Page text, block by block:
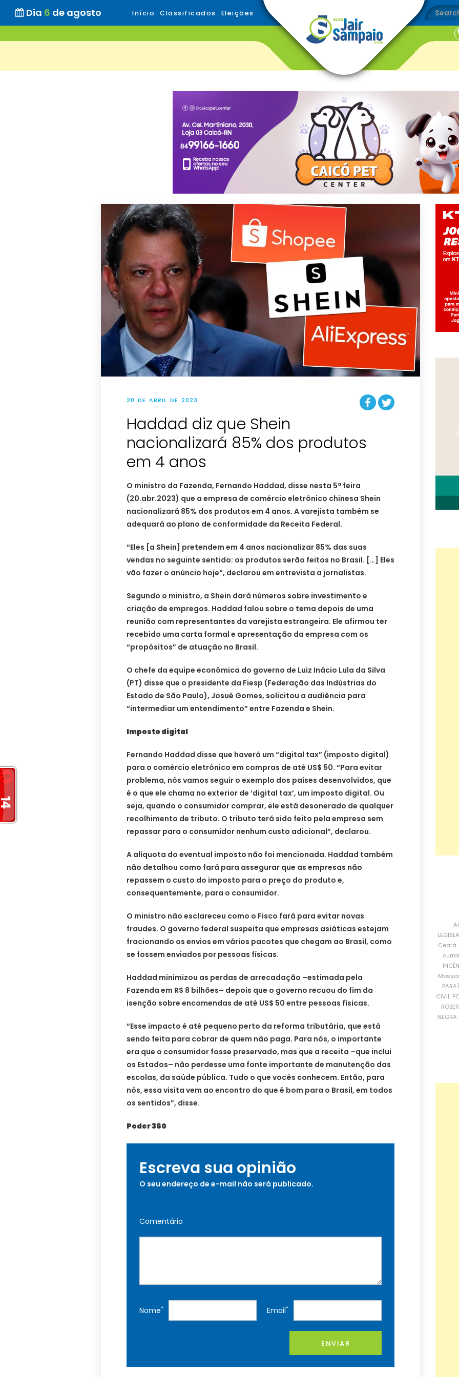
Dia 6 de agosto Início Classificados Eleições
20 DE ABRIL DE 2023
Haddad diz que Shein
nacionalizará 85% dos produtos
em 4 anos
O ministro da Fazenda, Fernando Haddad, disse nesta 5ª feira
(20.abr.2023) que a empresa de comércio eletrônico chinesa Shein
nacionalizará 85% dos produtos em 4 anos. A varejista também se
adequará ao plano de conformidade da Receita Federal.
“Eles [a Shein] pretendem em 4 anos nacionalizar 85% das suas
vendas no seguinte sentido: os produtos serão feitos no Brasil. […] Eles
vão fazer o anúncio hoje“, declarou em entrevista a jornalistas.
Segundo o ministro, a Shein dará números sobre investimento e
criação de empregos. Haddad falou sobre o tema depois de uma
reunião com representantes da varejista estrangeira. Ele afirmou ter
recebido uma carta formal e apresentação da empresa com os
“propósitos” de atuação no Brasil.
O chefe da equipe econômica do governo de Luiz Inácio Lula da Silva
(PT) disse que o presidente da Fiesp (Federação das Indústrias do
Estado de São Paulo), Josué Gomes, solicitou a audiência para
“intermediar um entendimento” entre Fazenda e Shein.
Imposto digital
Fernando Haddad disse que haverá um “digital tax” (imposto digital)
para o comércio eletrônico em compras de até US$ 50. “Para evitar
problema, nós vamos seguir o exemplo dos países desenvolvidos, que
é o que ele chama no exterior de ‘digital tax’, um imposto digital. Ou
seja, quando o consumidor comprar, ele está desonerado de qualquer
recolhimento de tributo. O tributo terá sido feito pela empresa sem
repassar para o consumidor nenhum custo adicional”, declarou.
A alíquota do eventual imposto não foi mencionada. Haddad também
não detalhou como fará para assegurar que as empresas não
repassem o custo do imposto para o preço do produto e,
consequentemente, para o consumidor.
O ministro não esclareceu como o Fisco fará para evitar novas
fraudes. O governo federal suspeita que empresas asiáticas estejam
fracionando os envios em vários pacotes que chegam ao Brasil, como
se fossem enviados por pessoas físicas.
Haddad minimizou as perdas de arrecadação –estimada pela
Fazenda em R$ 8 bilhões– depois que o governo recuou do fim da
isenção sobre encomendas de até US$ 50 entre pessoas físicas.
“Esse impacto é até pequeno perto da reforma tributária, que está
sendo feita para cobrar de quem não paga. Para nós, o importante
era que o consumidor fosse preservado, mas que a receita –que inclui
os Estados– não perdesse uma fonte importante de manutenção das
escolas, da saúde pública. Tudo o que vocês conhecem. Então, para
nós, essa visita vem ao encontro do que é bom para o Brasil, em todos
os sentidos”, disse.
Poder 360
Escreva sua opinião
O seu endereço de e-mail não será publicado.
Comentário
Nome* Email*
ENVIAR
Ceará
CIVIL
NEGRA